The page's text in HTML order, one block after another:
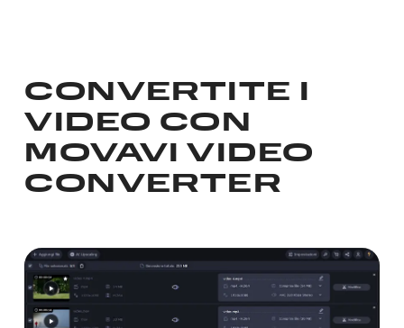
CONVERTITE I
VIDEO CON
MOVAVI VIDEO
CONVERTER